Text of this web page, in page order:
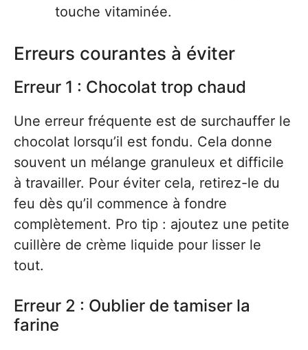
touche vitaminée.
Erreurs courantes à éviter
Erreur 1 : Chocolat trop chaud
Une erreur fréquente est de surchauffer le
chocolat lorsqu’il est fondu. Cela donne
souvent un mélange granuleux et difficile
à travailler. Pour éviter cela, retirez-le du
feu dès qu’il commence à fondre
complètement. Pro tip : ajoutez une petite
cuillère de crème liquide pour lisser le
tout.
Erreur 2 : Oublier de tamiser la
farine